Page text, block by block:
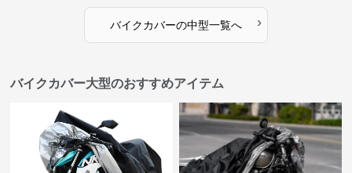
バイクカバーの中型一覧へ ›
バイクカバー大型のおすすめアイテム